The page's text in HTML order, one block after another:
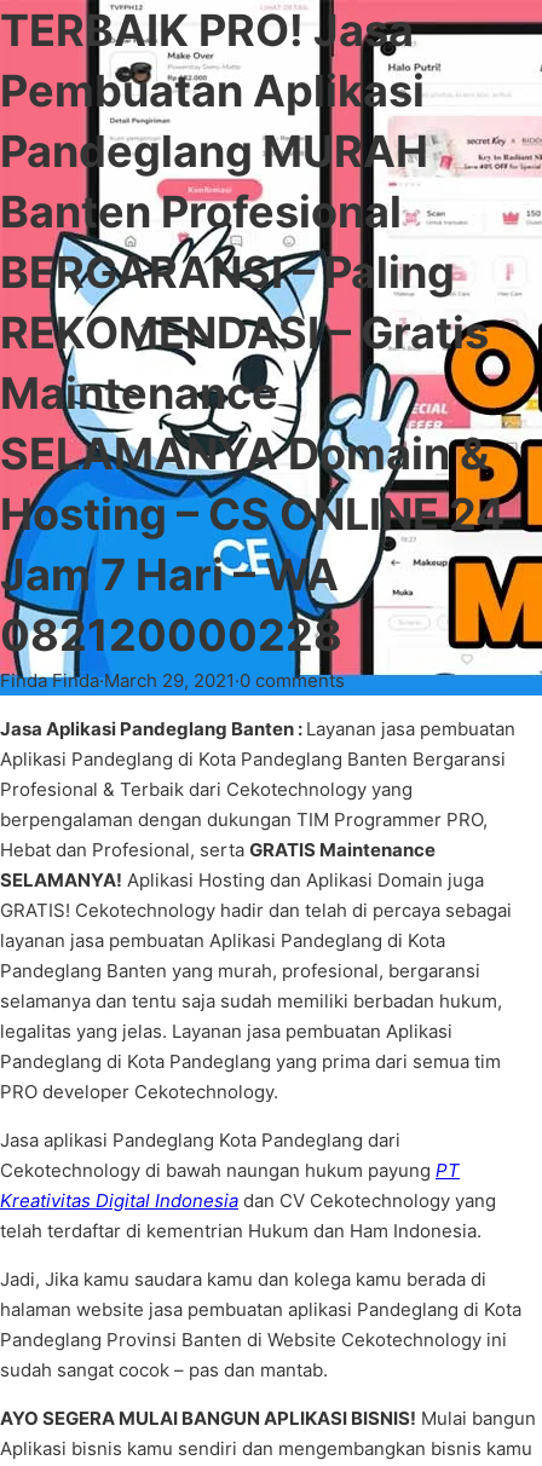
TERBAIK PRO! Jasa
Pembuatan Aplikasi
Pandeglang MURAH
Banten Profesional
BERGARANSI – Paling
REKOMENDASI – Gratis
Maintenance
SELAMANYA Domain &
Hosting – CS ONLINE 24
Jam 7 Hari – WA
082120000228
Finda Finda·March 29, 2021·0 comments
Jasa Aplikasi Pandeglang Banten : Layanan jasa pembuatan
Aplikasi Pandeglang di Kota Pandeglang Banten Bergaransi
Profesional & Terbaik dari Cekotechnology yang
berpengalaman dengan dukungan TIM Programmer PRO,
Hebat dan Profesional, serta GRATIS Maintenance
SELAMANYA! Aplikasi Hosting dan Aplikasi Domain juga
GRATIS! Cekotechnology hadir dan telah di percaya sebagai
layanan jasa pembuatan Aplikasi Pandeglang di Kota
Pandeglang Banten yang murah, profesional, bergaransi
selamanya dan tentu saja sudah memiliki berbadan hukum,
legalitas yang jelas. Layanan jasa pembuatan Aplikasi
Pandeglang di Kota Pandeglang yang prima dari semua tim
PRO developer Cekotechnology.
Jasa aplikasi Pandeglang Kota Pandeglang dari
Cekotechnology di bawah naungan hukum payung PT
Kreativitas Digital Indonesia dan CV Cekotechnology yang
telah terdaftar di kementrian Hukum dan Ham Indonesia.
Jadi, Jika kamu saudara kamu dan kolega kamu berada di
halaman website jasa pembuatan aplikasi Pandeglang di Kota
Pandeglang Provinsi Banten di Website Cekotechnology ini
sudah sangat cocok – pas dan mantab.
AYO SEGERA MULAI BANGUN APLIKASI BISNIS! Mulai bangun
Aplikasi bisnis kamu sendiri dan mengembangkan bisnis kamu